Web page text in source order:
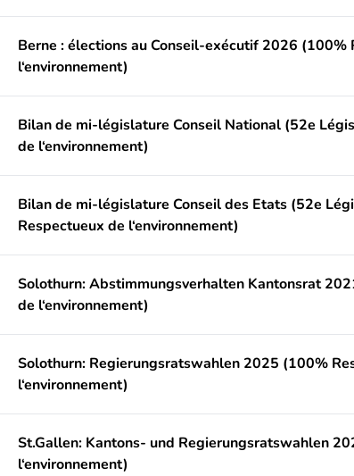
Berne : élections au Conseil-exécutif 2026 (100%
l‘environnement)
Bilan de mi-législature Conseil National (52e
de l‘environnement)
Bilan de mi-législature Conseil des Etats (52e
Respectueux de l‘environnement)
Solothurn: Abstimmungsverhalten Kantonsrat
de l‘environnement)
Solothurn: Regierungsratswahlen 2025 (100%
l‘environnement)
St.Gallen: Kantons- und Regierungsratswahlen
l‘environnement)